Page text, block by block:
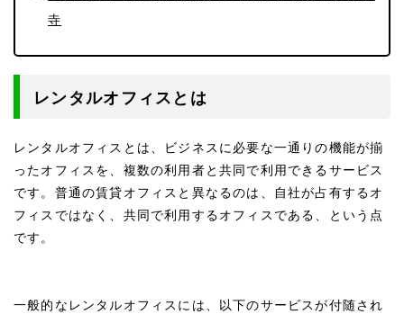
寺
レンタルオフィスとは
レンタルオフィスとは、ビジネスに必要な一通りの機能が揃
ったオフィスを、複数の利用者と共同で利用できるサービス
です。普通の賃貸オフィスと異なるのは、自社が占有するオ
フィスではなく、共同で利用するオフィスである、という点
です。
一般的なレンタルオフィスには、以下のサービスが付随され